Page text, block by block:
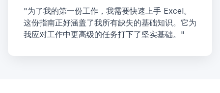
"为了我的第一份工作，我需要快速上手 Excel。
这份指南正好涵盖了我所有缺失的基础知识。它为
我应对工作中更高级的任务打下了坚实基础。"